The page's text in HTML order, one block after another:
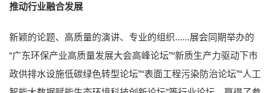
推动行业融合发展
新颖的论题、高质量的演讲、专业的组织......展会同期举办的
“广东环保产业高质量发展大会高峰论坛”“新质生产力驱动下市
政供排水设施低碳绿色转型论坛”“表面工程污染防治论坛”“人工